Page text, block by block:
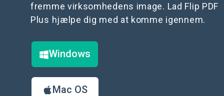
fremme virksomhedens image. Lad Flip PDF
Plus hjælpe dig med at komme igennem.
Windows
Mac OS